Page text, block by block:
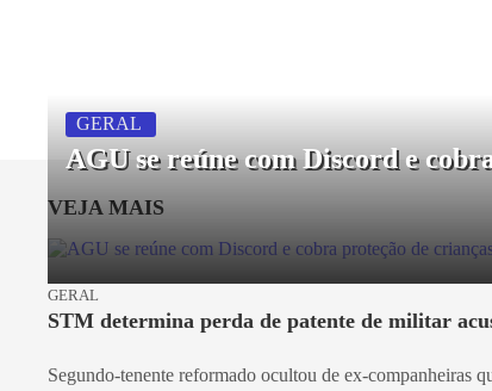
VEJA MAIS
GERAL
AGU se reúne com Discord e
GERAL
STM determina perda de patente de militar
Segundo-tenente reformado ocultou de ex-companheiras